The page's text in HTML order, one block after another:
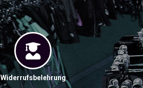
Widerrufsbelehrung